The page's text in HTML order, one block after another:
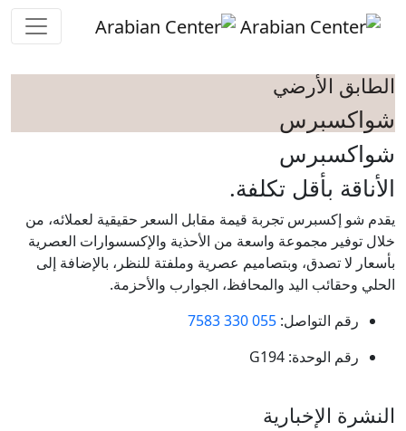
Skip to main content
الطابق الأرضي
شواكسبرس
شواكسبرس
الأناقة بأقل تكلفة.
يقدم شو إكسبرس تجربة قيمة مقابل السعر حقيقية لعملائه، من
خلال توفير مجموعة واسعة من الأحذية والإكسسوارات العصرية
بأسعار لا تصدق، وبتصاميم عصرية وملفتة للنظر، بالإضافة إلى
الحلي وحقائب اليد والمحافظ، الجوارب والأحزمة.
رقم التواصل: 055 330 7583
رقم الوحدة: G194
النشرة الإخبارية